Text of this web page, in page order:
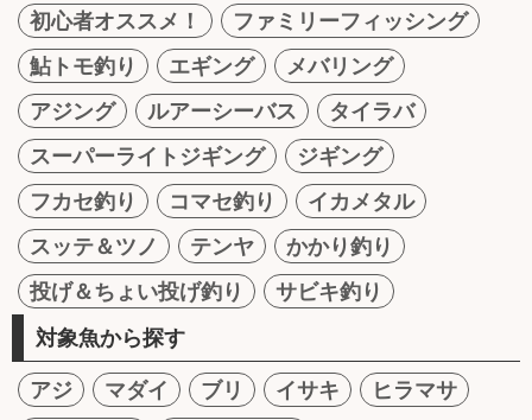
初心者オススメ！
ファミリーフィッシング
鮎トモ釣り
エギング
メバリング
アジング
ルアーシーバス
タイラバ
スーパーライトジギング
ジギング
フカセ釣り
コマセ釣り
イカメタル
スッテ＆ツノ
テンヤ
かかり釣り
投げ＆ちょい投げ釣り
サビキ釣り
対象魚から探す
アジ マダイ ブリ イサキ
ヒラマサ